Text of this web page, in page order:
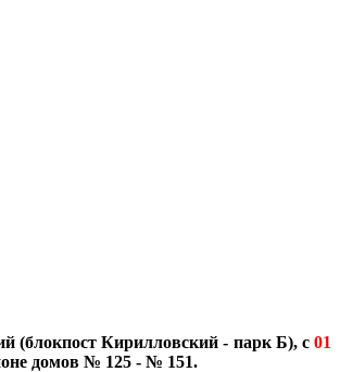
(блокпост Кирилловский - парк Б), с 01
домов № 125 - № 151.